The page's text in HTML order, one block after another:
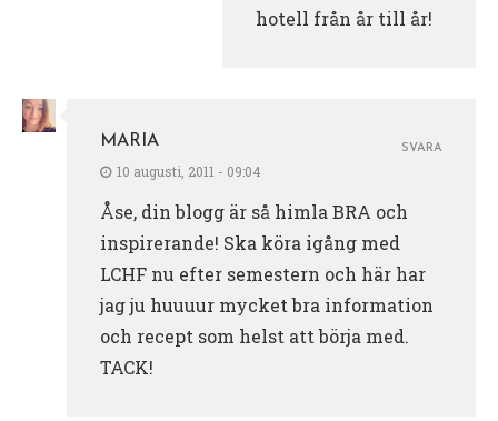
hotell från år till år!
MARIA
10 augusti, 2011 - 09:04
Åse, din blogg är så himla BRA och
inspirerande! Ska köra igång med
LCHF nu efter semestern och här har
jag ju huuuur mycket bra information
och recept som helst att börja med.
TACK!
SVARA